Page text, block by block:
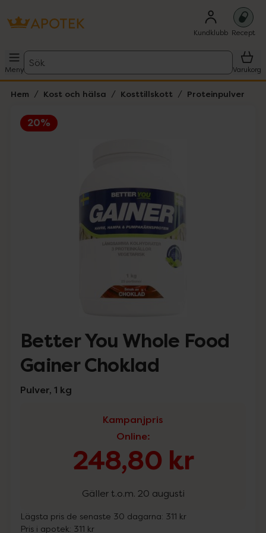
Kundklubb Recept
Meny
Sök
Varukorg
Hem Kost och hälsa Kosttillskott Proteinpulver
20%
Better You Whole Food
Gainer Choklad
Pulver, 1 kg
Kampanjpris
Online:
248,80 kr
Gäller t.o.m. 20 augusti
Lägsta pris de senaste 30 dagarna: 311 kr
Pris i apotek: 311 kr